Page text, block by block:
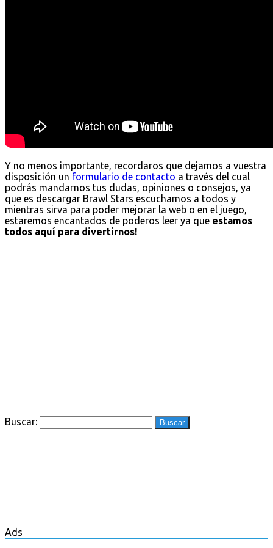
Y no menos importante, recordaros que dejamos a vuestra
disposición un formulario de contacto a través del cual
podrás mandarnos tus dudas, opiniones o consejos, ya
que es descargar Brawl Stars escuchamos a todos y
mientras sirva para poder mejorar la web o en el juego,
estaremos encantados de poderos leer ya que estamos
todos aquí para divertirnos!
Buscar:
Ads